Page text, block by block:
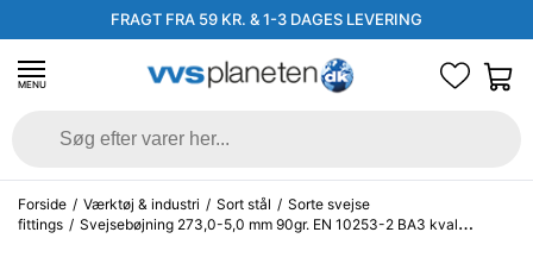
FRAGT FRA 59 KR. & 1-3 DAGES LEVERING
MENU
Forside / Værktøj & industri / Sort stål / Sorte svejse
fittings / Svejsebøjning 273,0-5,0 mm 90gr. EN 10253-2 BA3 kval